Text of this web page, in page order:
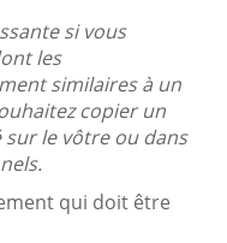
si vous
les
similaires à un
copier un
sur le vôtre ou dans
qui doit être